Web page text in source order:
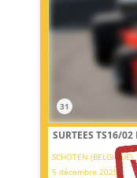
31
SURTEES TS16/
SCHOTEN (BELGIQUE)
5 décembre 2025